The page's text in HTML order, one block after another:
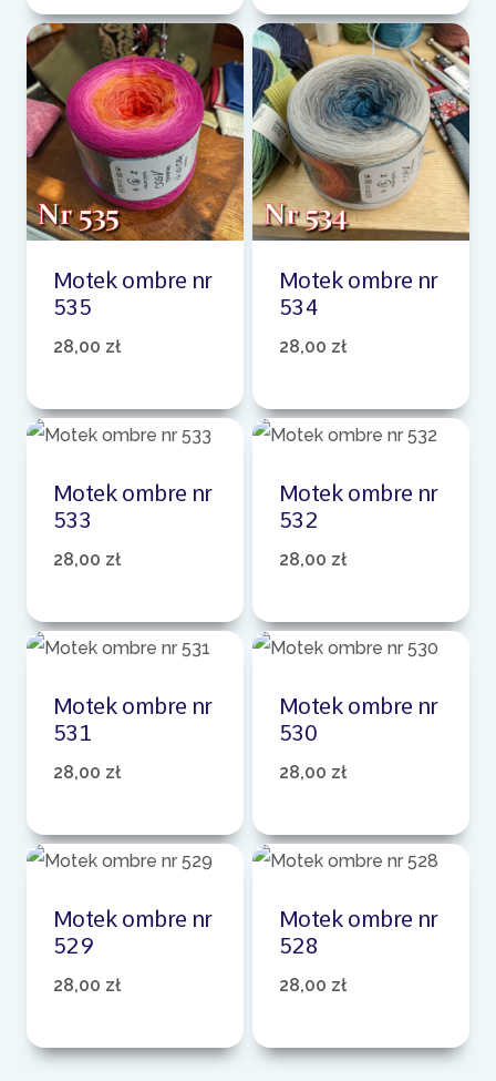
Motek ombre nr
535
28,00 zł
Motek ombre nr
534
28,00 zł
Motek ombre nr
533
28,00 zł
Motek ombre nr
532
28,00 zł
Motek ombre nr
531
28,00 zł
Motek ombre nr
530
28,00 zł
Motek ombre nr
529
28,00 zł
Motek ombre nr
528
28,00 zł